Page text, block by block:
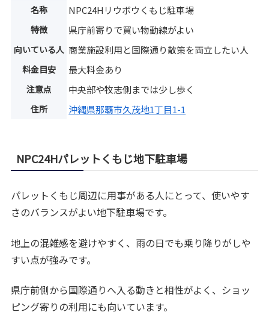
名称 NPC24Hリウボウくもじ駐車場
特徴 県庁前寄りで買い物動線がよい
向いている人 商業施設利用と国際通り散策を両立したい人
料金目安 最大料金あり
注意点 中央部や牧志側までは少し歩く
住所 沖縄県那覇市久茂地1丁目1-1
NPC24Hパレットくもじ地下駐車場
パレットくもじ周辺に用事がある人にとって、使いやす
さのバランスがよい地下駐車場です。
地上の混雑感を避けやすく、雨の日でも乗り降りがしや
すい点が強みです。
県庁前側から国際通りへ入る動きと相性がよく、ショッ
ピング寄りの利用にも向いています。